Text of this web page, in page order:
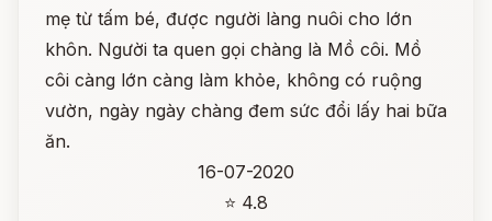
mẹ từ tấm bé, được người làng nuôi cho lớn
khôn. Người ta quen gọi chàng là Mồ côi. Mồ
côi càng lớn càng làm khỏe, không có ruộng
vườn, ngày ngày chàng đem sức đổi lấy hai bữa
ăn.
16-07-2020
⭐ 4.8